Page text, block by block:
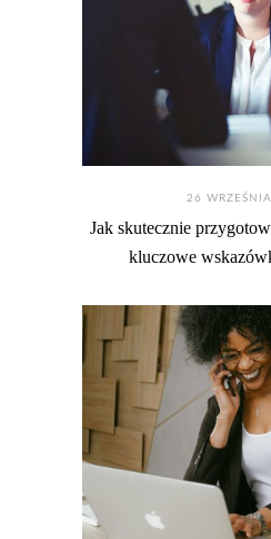
26
Jak skutecznie
kluczowe